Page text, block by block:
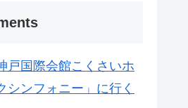
戸国際会館こくさいホ
シンフォニー」に行く